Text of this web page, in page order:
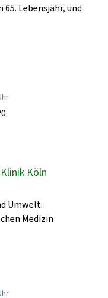
Lebensjahr, und
Köln
Umwelt:
Medizin